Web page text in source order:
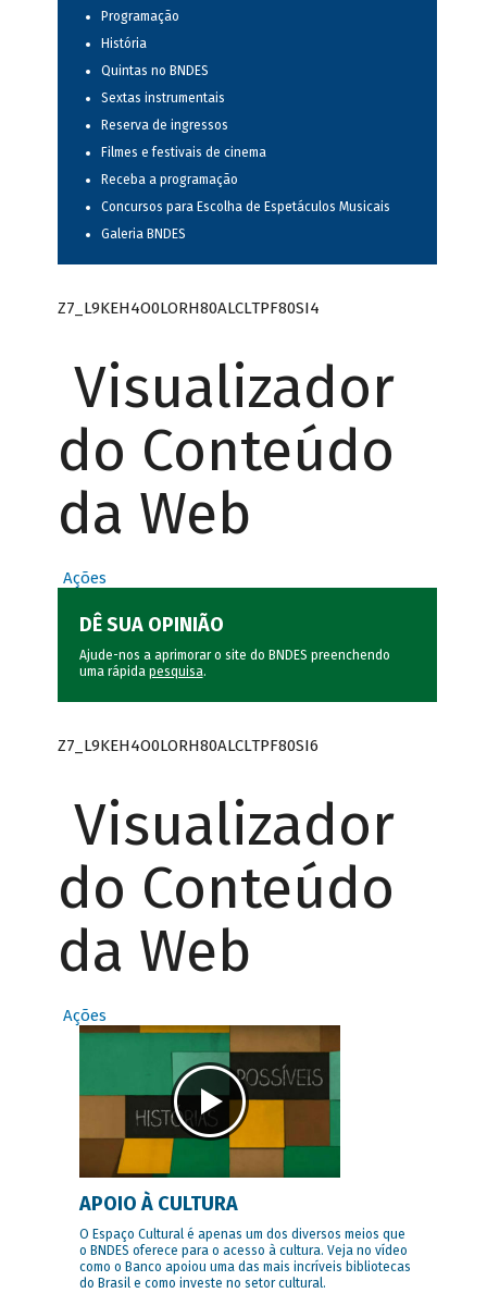
Programação
História
Quintas no BNDES
Sextas instrumentais
Reserva de ingressos
Filmes e festivais de cinema
Receba a programação
Concursos para Escolha de Espetáculos Musicais
Galeria BNDES
Z7_L9KEH4O0LORH80ALCLTPF80SI4
Visualizador
do Conteúdo
da Web
Ações
DÊ SUA OPINIÃO
Ajude-nos a aprimorar o site do BNDES preenchendo
uma rápida pesquisa.
Z7_L9KEH4O0LORH80ALCLTPF80SI6
Visualizador
do Conteúdo
da Web
Ações
APOIO À CULTURA
O Espaço Cultural é apenas um dos diversos meios que
o BNDES oferece para o acesso à cultura. Veja no vídeo
como o Banco apoiou uma das mais incríveis bibliotecas
do Brasil e como investe no setor cultural.